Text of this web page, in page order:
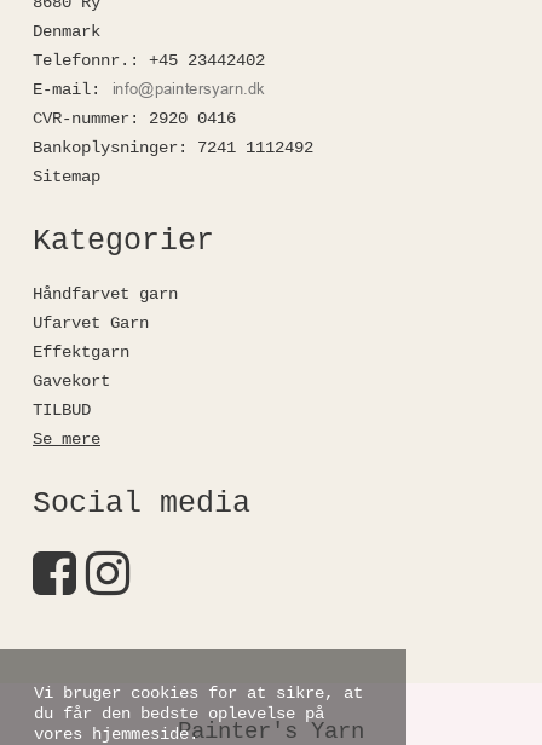
Vi bruger cookies for at sikre, at
du får den bedste oplevelse på
vores hjemmeside.
Denmark
Telefonnr. :
+45 23442402
E-mail:
CVR-nummer:
2920 0416
Bankoplysninger:
7241 1112492
Sitemap
Kategorier
Håndfarvet garn
Ufarvet Garn
Effektgarn
Gavekort
TILBUD
Se mere
Social media
Painter's Yarn